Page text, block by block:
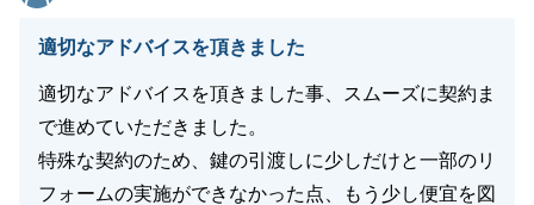
閉じる
適切なアドバイスを頂きました
適切なアドバイスを頂きました事、スムーズに契約ま
で進めていただきました。
特殊な契約のため、鍵の引渡しに少しだけと一部のリ
フォームの実施ができなかった点、もう少し便宜を図